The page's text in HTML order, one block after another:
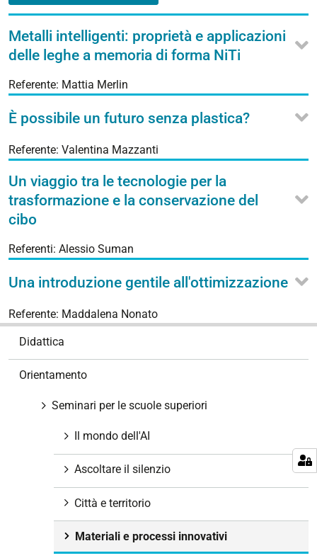
Metalli intelligenti: proprietà e applicazioni
delle leghe a memoria di forma NiTi
Referente: Mattia Merlin
È possibile un futuro senza plastica?
Referente: Valentina Mazzanti
Un viaggio tra le tecnologie per la
trasformazione e la conservazione del
cibo
Referenti: Alessio Suman
Una introduzione gentile all'ottimizzazione
Referente: Maddalena Nonato
Didattica
Orientamento
Seminari per le scuole superiori
Il mondo dell'AI
Ascoltare il silenzio
Città e territorio
Materiali e processi innovativi